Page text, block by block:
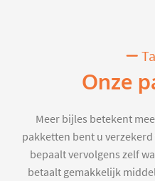
Onze
Meer bijles betekent
pakketten bent u
bepaalt vervolgens zelf
betaalt gemakkelijk